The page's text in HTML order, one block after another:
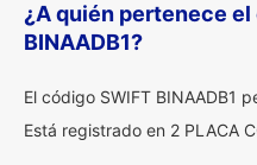
¿A quién pertenece
BINAADB1?
El código SWIFT BINAADB1
Está registrado en 2 PLACA